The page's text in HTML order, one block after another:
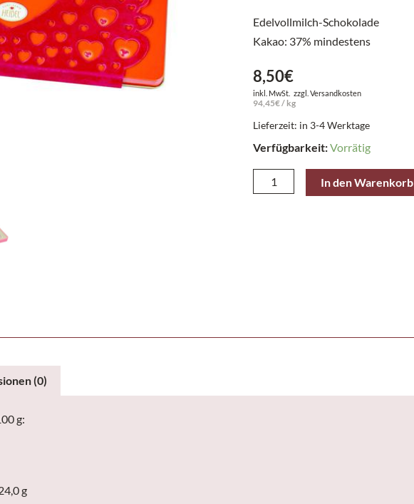
Edelvollmilch-Schokolade
Kakao: 37% mindestens
8,50€
inkl. MwSt. zzgl. Versandkosten
94,45€/ kg
Lieferzeit: in 3-4 Werktage
Verfügbarkeit:Vorrätig
Präsent-
In den Warenkorb
(0)
g:
g